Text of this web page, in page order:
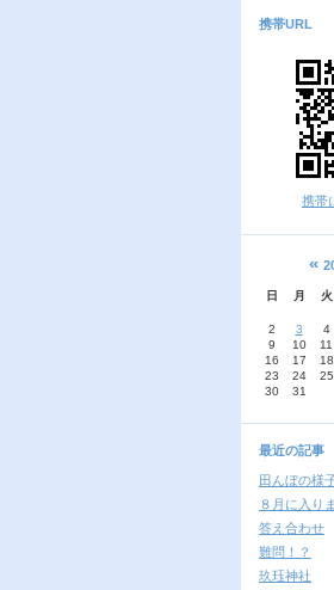
携帯URL
携帯
«
日 月 火
2
3 4
9
10 11
16
17 18
23
24 25
30
31
最近の記事
田んぼの様
８月に入り
答え合わせ
難問！？
玖珏神社